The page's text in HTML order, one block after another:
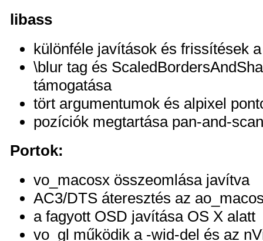
libass
különféle javítások és frissítések
\blur tag és
támogatása
tört argumentumok és alpixel
pozíciók megtartása pan-and-
Portok:
vo_macosx összeomlása javítva
AC3/DTS áteresztés az
a fagyott OSD javítása OS X alatt
vo_gl működik a -wid-del és az